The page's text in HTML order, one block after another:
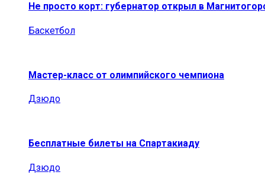
Не просто корт: губернатор открыл в
Баскетбол
Мастер-класс от олимпийского чемпиона
Дзюдо
Бесплатные билеты на Спартакиаду
Дзюдо